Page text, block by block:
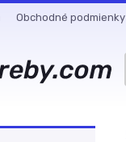
Obchodné podmienky